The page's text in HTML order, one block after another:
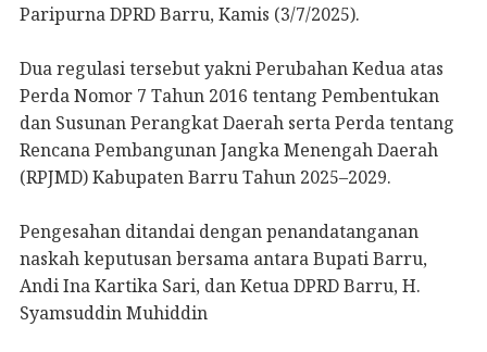
Paripurna DPRD Barru, Kamis (3/7/2025).
Dua regulasi tersebut yakni Perubahan Kedua atas
Perda Nomor 7 Tahun 2016 tentang Pembentukan
dan Susunan Perangkat Daerah serta Perda tentang
Rencana Pembangunan Jangka Menengah Daerah
(RPJMD) Kabupaten Barru Tahun 2025–2029.
Pengesahan ditandai dengan penandatanganan
naskah keputusan bersama antara Bupati Barru,
Andi Ina Kartika Sari, dan Ketua DPRD Barru, H.
Syamsuddin Muhiddin